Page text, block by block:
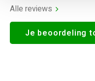
Alle reviews
Je beoordeling